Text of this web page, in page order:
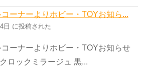
ーナーよりホビー・TOYお知ら...
日 に投稿された
コーナーよりホビー・TOYお知らせ
ロックミラージュ 黒...